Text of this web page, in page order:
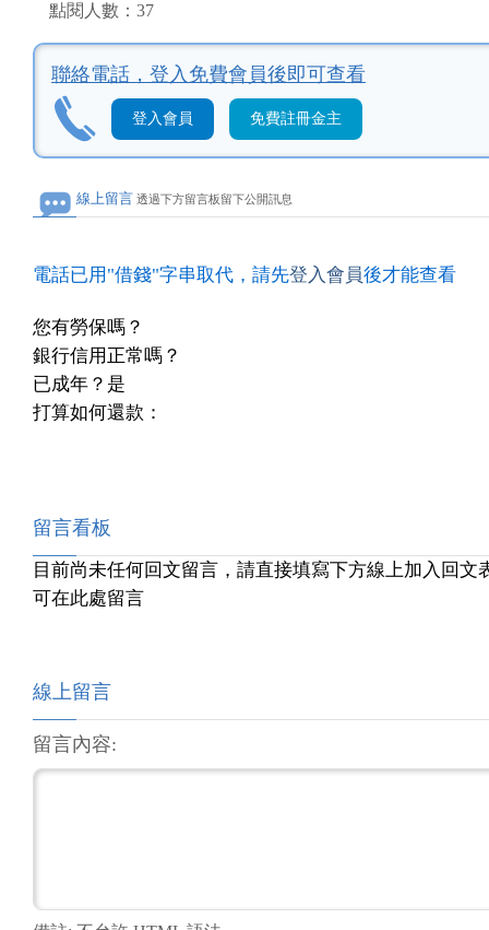
點閱人數：37
聯絡電話， 登入免費會員後即可查看
登入會員 免費註冊金主
線上留言 透過下方留言板留下公開訊息
電話已用"借錢"字串取代，請先登入會員後才能查看
您有勞保嗎？
銀行信用正常嗎？
已成年？是
打算如何還款：
留言看板
目前尚未任何回文留言，請直接填寫下方線上加入回文
可在此處留言
線上留言
留言內容: